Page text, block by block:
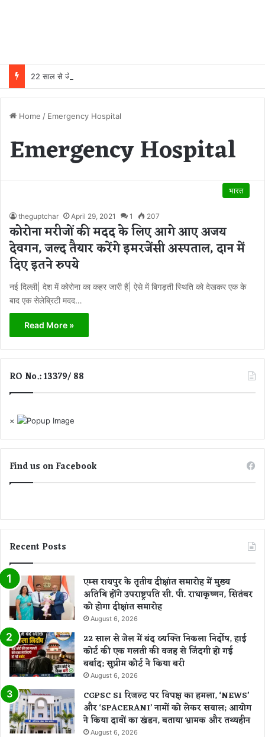
Home / Emergency Hospital
Emergency Hospital
भारत
theguptchar April 29, 2021 1 207
कोरोना मरीजों की मदद के लिए आगे आए अजय
देवगन, जल्द तैयार करेंगे इमरजेंसी अस्पताल, दान में
दिए इतने रुपये
नई दिल्ली| देश में कोरोना का कहर जारी हैं| ऐसे में बिगड़ती स्थिति को देखकर एक के
बाद एक सेलेब्रिटी मदद…
Read More »
RO No.: 13379/ 88
×
Find us on Facebook
Recent Posts
एम्स रायपुर के तृतीय दीक्षांत समारोह में मुख्य
अतिथि होंगे उपराष्ट्रपति सी. पी. राधाकृष्णन, सितंबर
को होगा दीक्षांत समारोह
August 6, 2026
22 साल से जेल में बंद व्यक्ति निकला निर्दोष, हाई
कोर्ट की एक गलती की वजह से जिंदगी हो गई
बर्बाद; सुप्रीम कोर्ट ने किया बरी
August 6, 2026
CGPSC SI रिजल्ट पर विपक्ष का हमला, ‘NEWS’
और ‘SPACERANI’ नामों को लेकर सवाल; आयोग
ने किया दावों का खंडन, बताया भ्रामक और तथ्यहीन
August 6, 2026